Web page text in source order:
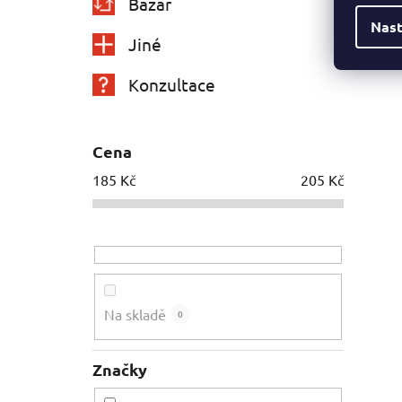
Jiné
Konzultace
Cena
185 Kč 205 Kč
Na skladě 0
Značky